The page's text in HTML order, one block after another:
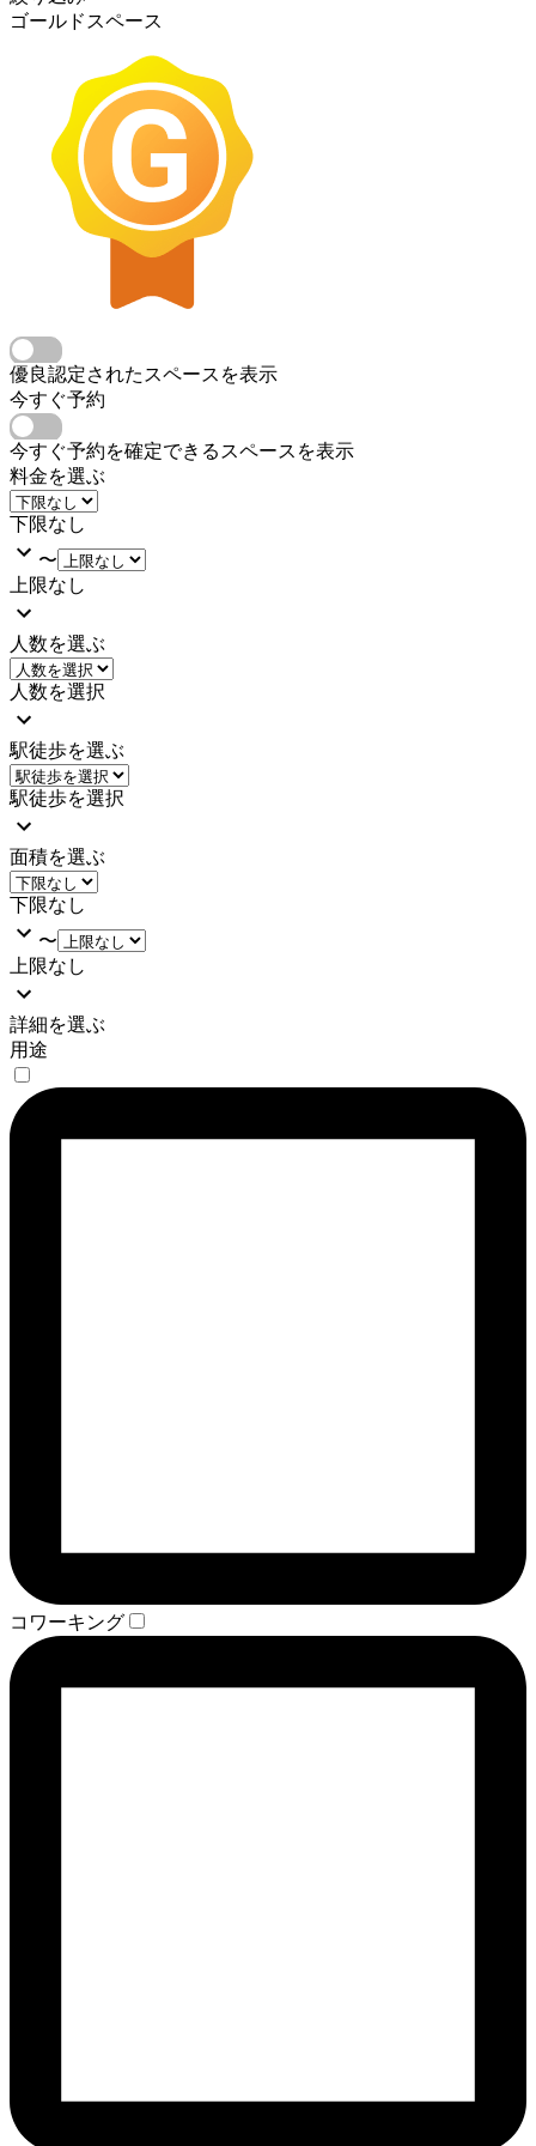
ゴールドスペース
優良認定されたスペースを表示
今すぐ予約
今すぐ予約を確定できるスペースを表示
料金を選ぶ
下限なし
〜
上限なし
人数を選ぶ
人数を選択
駅徒歩を選ぶ
駅徒歩を選択
面積を選ぶ
下限なし
〜
上限なし
詳細を選ぶ
用途
コワーキング